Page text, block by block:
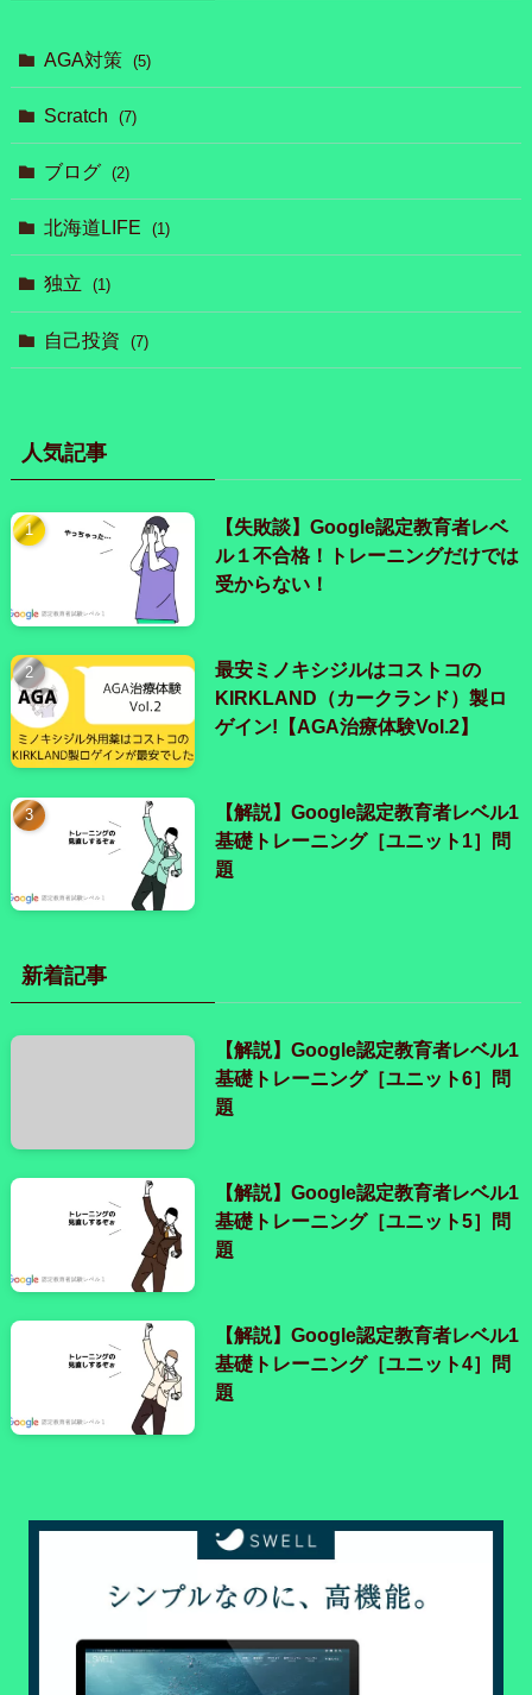
AGA対策 (5)
Scratch (7)
ブログ (2)
北海道LIFE (1)
独立 (1)
自己投資 (7)
人気記事
【失敗談】Google認定教育者レベ
ル１不合格！トレーニングだけでは
受からない！
最安ミノキシジルはコストコの
KIRKLAND（カークランド）製ロ
ゲイン!【AGA治療体験Vol.2】
【解説】Google認定教育者レベル1
基礎トレーニング［ユニット1］問
題
新着記事
【解説】Google認定教育者レベル1
基礎トレーニング［ユニット6］問
題
【解説】Google認定教育者レベル1
基礎トレーニング［ユニット5］問
題
【解説】Google認定教育者レベル1
基礎トレーニング［ユニット4］問
題